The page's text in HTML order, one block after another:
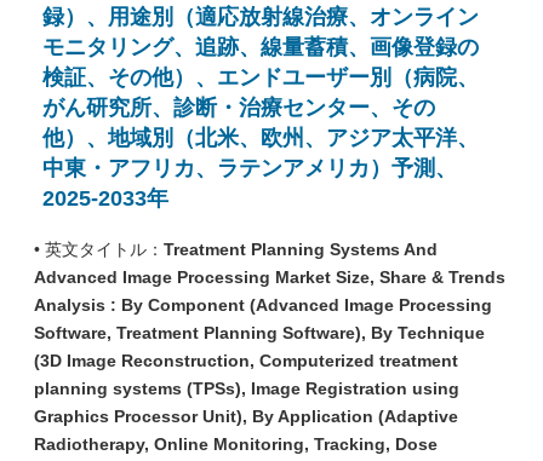
録）、用途別（適応放射線治療、オンライン
モニタリング、追跡、線量蓄積、画像登録の
検証、その他）、エンドユーザー別（病院、
がん研究所、診断・治療センター、その
他）、地域別（北米、欧州、アジア太平洋、
中東・アフリカ、ラテンアメリカ）予測、
2025-2033年
• 英文タイトル： Treatment Planning Systems And
Advanced Image Processing Market Size, Share & Trends
Analysis : By Component (Advanced Image Processing
Software, Treatment Planning Software), By Technique
(3D Image Reconstruction, Computerized treatment
planning systems (TPSs), Image Registration using
Graphics Processor Unit), By Application (Adaptive
Radiotherapy, Online Monitoring, Tracking, Dose